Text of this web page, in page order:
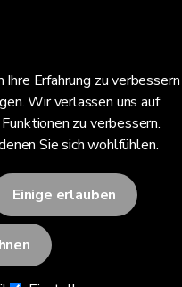
Erfahrung zu verbessern
Wir verlassen uns auf
zu verbessern.
Sie sich wohlfühlen.
Einige erlauben